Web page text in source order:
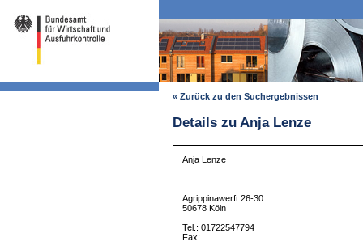
« Zurück zu den Suchergebnissen
Details zu Anja Lenze
Anja Lenze
Agrippinawerft 26-30
50678 Köln
Tel.: 01722547794
Fax: